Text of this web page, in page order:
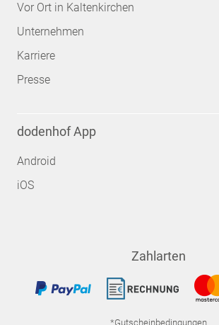
Vor Ort in Kaltenkirchen
Unternehmen
Karriere
Presse
dodenhof App
Android
iOS
Zahlarten
*Gutscheinbedingungen